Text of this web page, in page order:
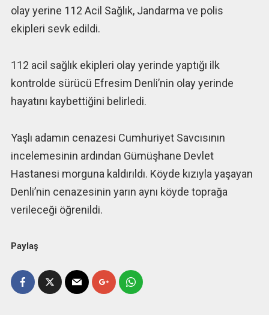
olay yerine 112 Acil Sağlık, Jandarma ve polis
ekipleri sevk edildi.
112 acil sağlık ekipleri olay yerinde yaptığı ilk
kontrolde sürücü Efresim Denli’nin olay yerinde
hayatını kaybettiğini belirledi.
Yaşlı adamın cenazesi Cumhuriyet Savcısının
incelemesinin ardından Gümüşhane Devlet
Hastanesi morguna kaldırıldı. Köyde kızıyla yaşayan
Denli’nin cenazesinin yarın aynı köyde toprağa
verileceği öğrenildi.
Paylaş